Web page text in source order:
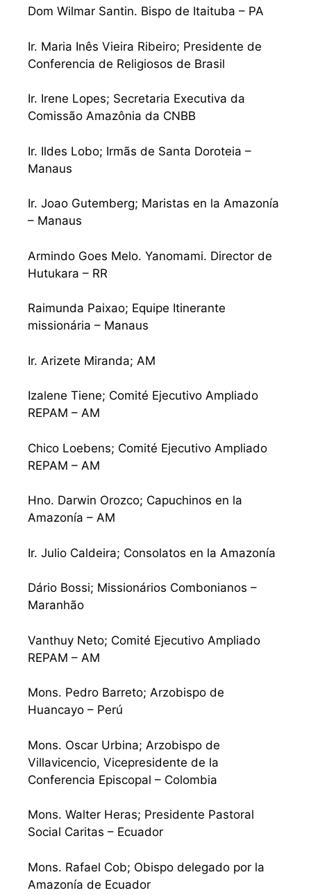
Dom Wilmar Santin. Bispo de Itaituba – PA
Ir. Maria Inês Vieira Ribeiro; Presidente de
Conferencia de Religiosos de Brasil
Ir. Irene Lopes; Secretaria Executiva da
Comissão Amazônia da CNBB
Ir. Ildes Lobo; Irmãs de Santa Doroteia –
Manaus
Ir. Joao Gutemberg; Maristas en la Amazonía
– Manaus
Armindo Goes Melo. Yanomami. Director de
Hutukara – RR
Raimunda Paixao; Equipe Itinerante
missionária – Manaus
Ir. Arizete Miranda; AM
Izalene Tiene; Comité Ejecutivo Ampliado
REPAM – AM
Chico Loebens; Comité Ejecutivo Ampliado
REPAM – AM
Hno. Darwin Orozco; Capuchinos en la
Amazonía – AM
Ir. Julio Caldeira; Consolatos en la Amazonía
Dário Bossi; Missionários Combonianos –
Maranhão
Vanthuy Neto; Comité Ejecutivo Ampliado
REPAM – AM
Mons. Pedro Barreto; Arzobispo de
Huancayo – Perú
Mons. Oscar Urbina; Arzobispo de
Villavicencio, Vicepresidente de la
Conferencia Episcopal – Colombia
Mons. Walter Heras; Presidente Pastoral
Social Caritas – Ecuador
Mons. Rafael Cob; Obispo delegado por la
Amazonía de Ecuador